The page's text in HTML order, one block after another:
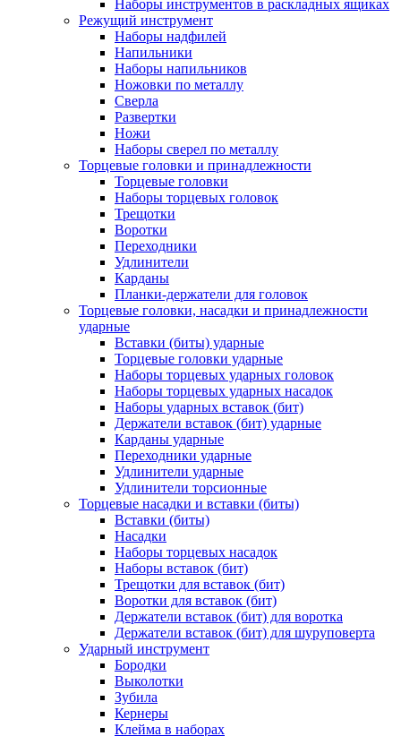
Наборы инструментов в раскладных ящиках
Режущий инструмент
Наборы надфилей
Напильники
Наборы напильников
Ножовки по металлу
Сверла
Развертки
Ножи
Наборы сверел по металлу
Торцевые головки и принадлежности
Торцевые головки
Наборы торцевых головок
Трещотки
Воротки
Переходники
Удлинители
Карданы
Планки-держатели для головок
Торцевые головки, насадки и принадлежности
ударные
Вставки (биты) ударные
Торцевые головки ударные
Наборы торцевых ударных головок
Наборы торцевых ударных насадок
Наборы ударных вставок (бит)
Держатели вставок (бит) ударные
Карданы ударные
Переходники ударные
Удлинители ударные
Удлинители торсионные
Торцевые насадки и вставки (биты)
Вставки (биты)
Насадки
Наборы торцевых насадок
Наборы вставок (бит)
Трещотки для вставок (бит)
Воротки для вставок (бит)
Держатели вставок (бит) для воротка
Держатели вставок (бит) для шуруповерта
Ударный инструмент
Бородки
Выколотки
Зубила
Кернеры
Клейма в наборах